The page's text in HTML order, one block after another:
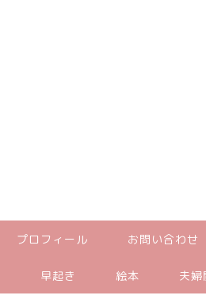
プロフィール お問い合わせ
早起き 絵本 夫婦